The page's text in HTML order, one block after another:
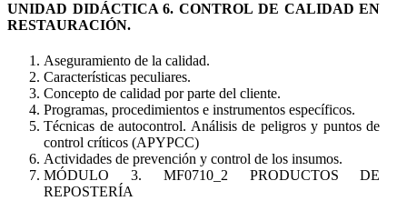
UNIDAD DIDÁCTICA 6. CONTROL DE CALIDAD EN
RESTAURACIÓN.
Aseguramiento de la calidad.
Características peculiares.
Concepto de calidad por parte del cliente.
Programas, procedimientos e instrumentos específicos.
Técnicas de autocontrol. Análisis de peligros y puntos de
control críticos (APYPCC)
Actividades de prevención y control de los insumos.
MÓDULO 3. MF0710_2 PRODUCTOS DE
REPOSTERÍA